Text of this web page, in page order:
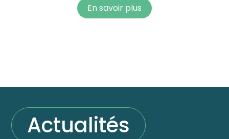
En savoir plus
Actualités